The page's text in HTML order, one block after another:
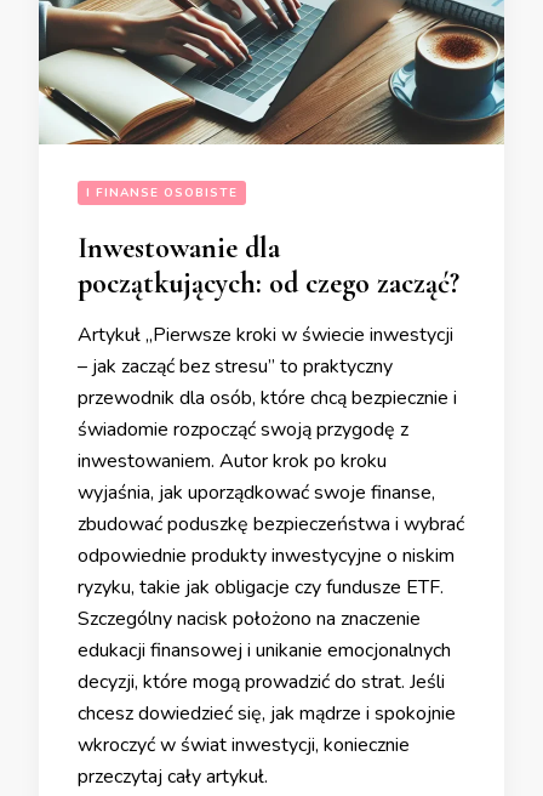
I FINANSE OSOBISTE
Inwestowanie dla
początkujących: od czego zacząć?
Artykuł „Pierwsze kroki w świecie inwestycji
– jak zacząć bez stresu” to praktyczny
przewodnik dla osób, które chcą bezpiecznie i
świadomie rozpocząć swoją przygodę z
inwestowaniem. Autor krok po kroku
wyjaśnia, jak uporządkować swoje finanse,
zbudować poduszkę bezpieczeństwa i wybrać
odpowiednie produkty inwestycyjne o niskim
ryzyku, takie jak obligacje czy fundusze ETF.
Szczególny nacisk położono na znaczenie
edukacji finansowej i unikanie emocjonalnych
decyzji, które mogą prowadzić do strat. Jeśli
chcesz dowiedzieć się, jak mądrze i spokojnie
wkroczyć w świat inwestycji, koniecznie
przeczytaj cały artykuł.